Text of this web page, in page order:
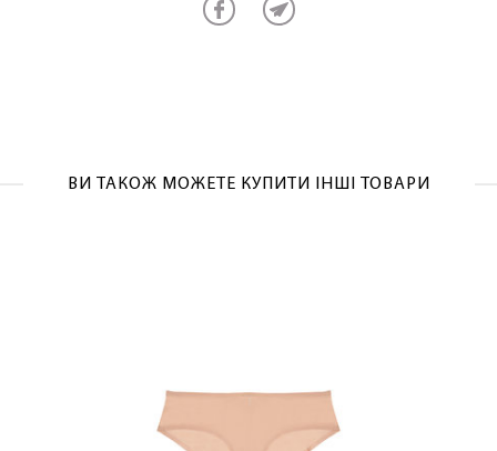
ВИ ТАКОЖ МОЖЕТЕ КУПИТИ ІНШІ ТОВАРИ